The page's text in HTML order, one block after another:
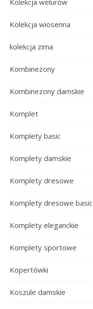
Kolekcja welurów
Kolekcja wiosenna
kolekcja zima
Kombinezony
Kombinezony damskie
Komplet
Komplety basic
Komplety damskie
Komplety dresowe
Komplety dresowe basic
Komplety eleganckie
Komplety sportowe
Kopertówki
Koszule damskie